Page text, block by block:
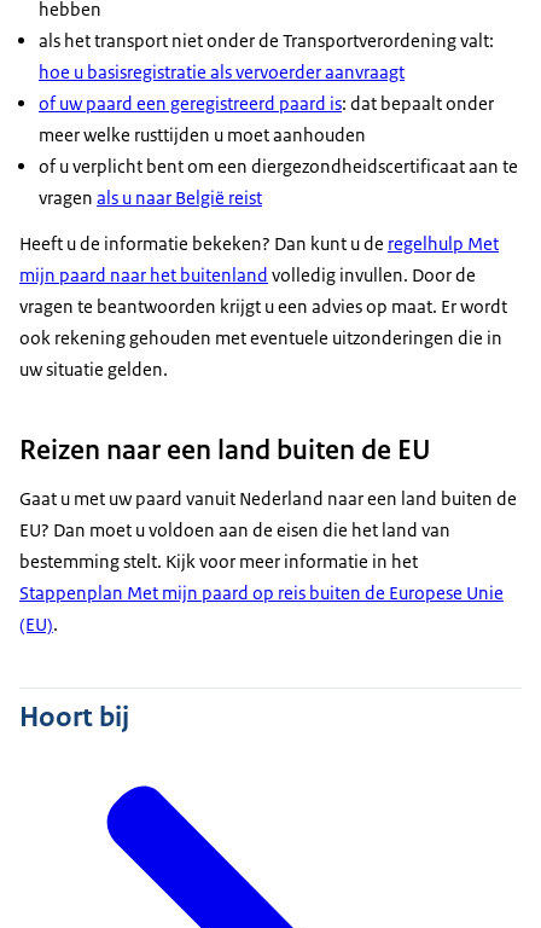
hebben
als het transport niet onder de Transportverordening valt:
hoe u basisregistratie als vervoerder aanvraagt
of uw paard een geregistreerd paard is: dat bepaalt onder
meer welke rusttijden u moet aanhouden
of u verplicht bent om een diergezondheidscertificaat aan te
vragen als u naar België reist
Heeft u de informatie bekeken? Dan kunt u de regelhulp Met
mijn paard naar het buitenland volledig invullen. Door de
vragen te beantwoorden krijgt u een advies op maat. Er wordt
ook rekening gehouden met eventuele uitzonderingen die in
uw situatie gelden.
Reizen naar een land buiten de EU
Gaat u met uw paard vanuit Nederland naar een land buiten de
EU? Dan moet u voldoen aan de eisen die het land van
bestemming stelt. Kijk voor meer informatie in het
Stappenplan Met mijn paard op reis buiten de Europese Unie
(EU).
Hoort bij